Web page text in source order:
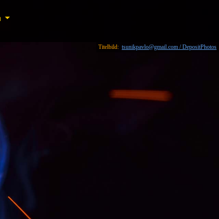
Titelbild: tsunikpavlo@gmail.com / DepositPhotos